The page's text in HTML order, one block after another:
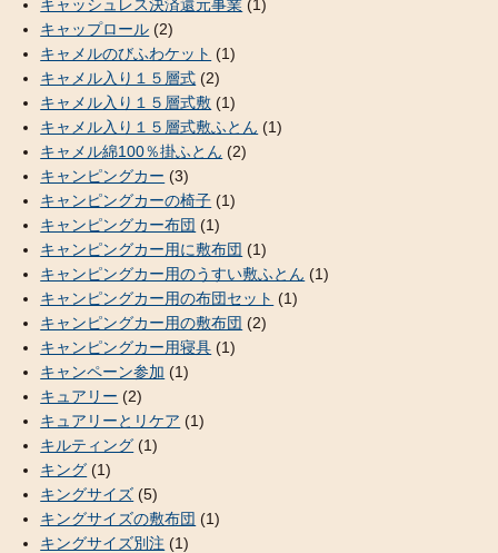
キャッシュレス決済還元事業 (1)
キャップロール (2)
キャメルのびふわケット (1)
キャメル入り１５層式 (2)
キャメル入り１５層式敷 (1)
キャメル入り１５層式敷ふとん (1)
キャメル綿100％掛ふとん (2)
キャンピングカー (3)
キャンピングカーの椅子 (1)
キャンピングカー布団 (1)
キャンピングカー用に敷布団 (1)
キャンピングカー用のうすい敷ふとん (1)
キャンピングカー用の布団セット (1)
キャンピングカー用の敷布団 (2)
キャンピングカー用寝具 (1)
キャンペーン参加 (1)
キュアリー (2)
キュアリーとリケア (1)
キルティング (1)
キング (1)
キングサイズ (5)
キングサイズの敷布団 (1)
キングサイズ別注 (1)